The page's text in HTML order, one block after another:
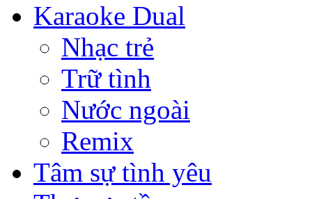
Karaoke Dual
Nhạc trẻ
Trữ tình
Nước ngoài
Remix
Tâm sự tình yêu